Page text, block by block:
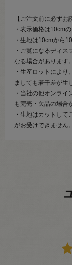
【ご注文前に必ずお
・表示価格は10cmの
・生地は10cmから
・ご覧になるディ
なる場合があります。
・生産ロットによ
ましても若干差が生
・当社の他オンラ
も完売・欠品の場合
・生地はカットし
がお受けできません。